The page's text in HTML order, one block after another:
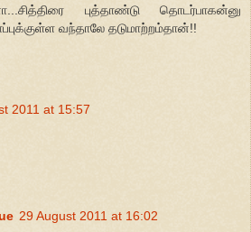
புத்தாண்டு தொடர்பாகன்னு
வந்தாலே தடுமாற்றம்தான்!!
2011 at 15:57
29 August 2011 at 16:02